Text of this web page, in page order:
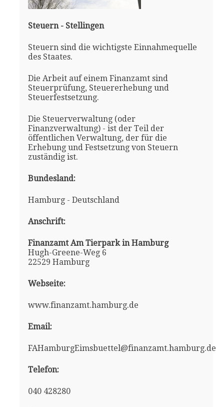
Steuern - Stellingen
Steuern sind die wichtigste Einnahmequelle
des Staates.
Die Arbeit auf einem Finanzamt sind
Steuerprüfung, Steuererhebung und
Steuerfestsetzung.
Die Steuerverwaltung (oder
Finanzverwaltung) - ist der Teil der
öffentlichen Verwaltung, der für die
Erhebung und Festsetzung von Steuern
zuständig ist.
Bundesland:
Hamburg - Deutschland
Anschrift:
Finanzamt Am Tierpark in Hamburg
Hugh-Greene-Weg 6
22529 Hamburg
Webseite:
www.finanzamt.hamburg.de
Email:
FAHamburgEimsbuettel@finanzamt.hamburg.de
Telefon:
040 428280